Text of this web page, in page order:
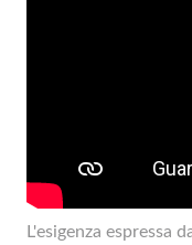
L'esigenza espressa